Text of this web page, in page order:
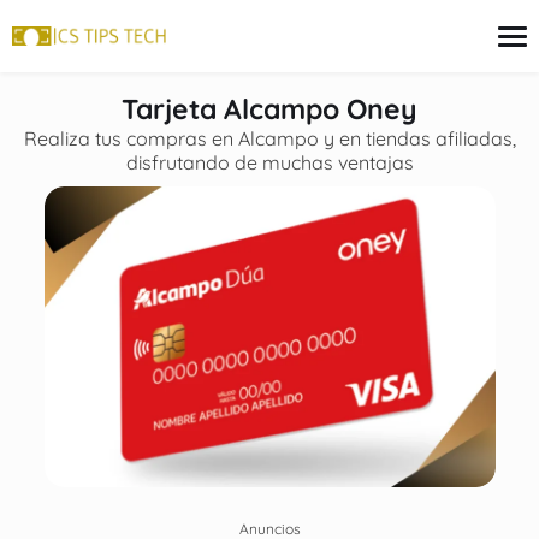
Tarjeta
Inversiones
seguros
Finanzas
Hipoteca
Tarjeta Alcampo Oney
Realiza tus compras en Alcampo y en tiendas afiliadas,
disfrutando de muchas ventajas
Anuncios